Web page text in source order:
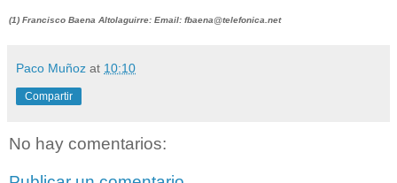
(1) Francisco Baena Altolaguirre: Email: fbaena@telefonica.net
Paco Muñoz at 10:10
Compartir
No hay comentarios: